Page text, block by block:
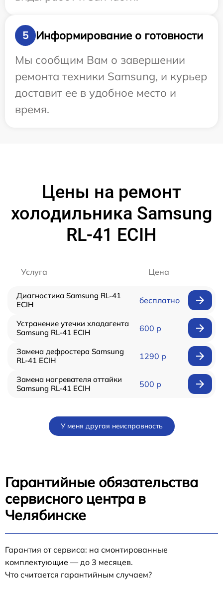
5
Информирование о готовности
Мы сообщим Вам о завершении
ремонта техники Samsung, и курьер
доставит ее в удобное место и
время.
Цены на ремонт
холодильника Samsung
RL-41 ECIH
Услуга Цена
Диагностика Samsung RL-41
ECIH
бесплатно
Устранение утечки хладагента
Samsung RL-41 ECIH
600 р
Замена дефростера Samsung
RL-41 ECIH
1290 р
Замена нагревателя оттайки
Samsung RL-41 ECIH
500 р
У меня другая неисправность
Гарантийные обязательства
сервисного центра в
Челябинске
Гарантия от сервиса: на смонтированные
комплектующие — до 3 месяцев.
Что считается гарантийным случаем?